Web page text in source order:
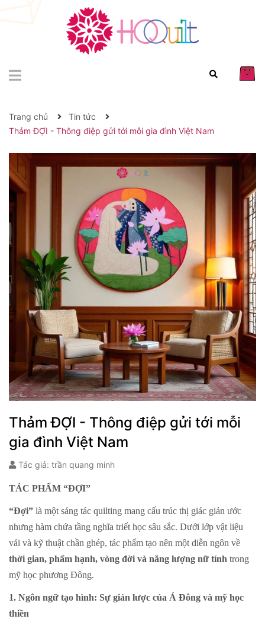
Trang chủ
Tin tức
Thảm ĐỢI - Thông điệp gửi tới mỗi gia đình Việt Nam
Thảm ĐỢI - Thông điệp gửi tới mỗi
gia đình Việt Nam
Tác giả: trần quang minh
TÁC PHẨM “ĐỢI”
“Đợi” là một sáng tác quilting mang cấu trúc thị giác giản ước
nhưng hàm chứa tầng nghĩa triết học sâu sắc. Dưới lớp vật liệu
vải và kỹ thuật chần ghép, tác phẩm tạo nên một diễn ngôn về
thời gian, phẩm hạnh, vòng đời và năng lượng nữ tính trong
mỹ học phương Đông.
1. Ngôn ngữ tạo hình: Sự giản lược của Á Đông và mỹ học
thiền